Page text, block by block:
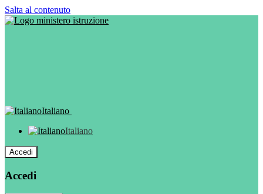
Salta al contenuto
Italiano
Italiano
Accedi
Accedi